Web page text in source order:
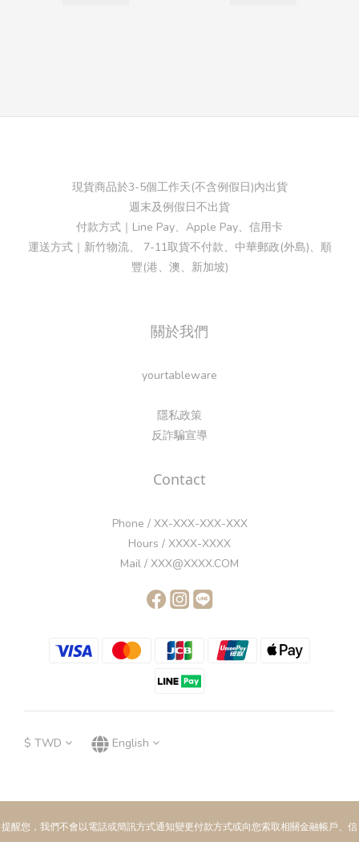
現貨商品於3-5個工作天(不含例假日)內出貨
週末及例假日不出貨
付款方式｜Line Pay、Apple Pay、信用卡
運送方式｜新竹物流、 7-11取貨不付款、中華郵政(外島)、順
豐(港、澳、新加坡)
關於我們
yourtableware
隱私政策
反詐騙宣導
Contact
Phone / XX-XXX-XXX-XXX
Hours / XXXX-XXXX
Mail / XXX@XXXX.COM
$ TWD English
提醒您，我們不會以電話或簡訊方式通知變更付款方式或向您索取相關金融帳戶、信